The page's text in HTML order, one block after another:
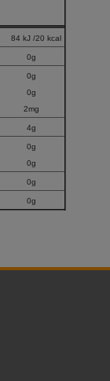
84 kJ /20 kcal
0g
0g
0g
2mg
4g
0g
0g
0g
0g